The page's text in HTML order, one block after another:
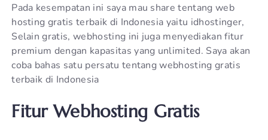
Pada kesempatan ini saya mau share tentang web
hosting gratis terbaik di Indonesia yaitu idhostinger,
Selain gratis, webhosting ini juga menyediakan fitur
premium dengan kapasitas yang unlimited. Saya akan
coba bahas satu persatu tentang webhosting gratis
terbaik di Indonesia
Fitur Webhosting Gratis